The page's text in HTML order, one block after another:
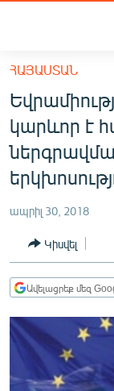
հիմնական
բովանդակությանը
Անցնել
հիմնական
մենյուին
Որոնում
ՀԱՅԱՍՏԱՆ
ՔԱՂԱՔԱԿԱՆ
ՏՆՏԵՍՈՒԹՅՈՒՆ
ՂԱՐԱԲԱՂ
ՊԱՏԵՐԱԶՄԻ 6
ՏԱՐԱԾԱՇՐՋԱՆ
ՄԻՋԱԶԳԱՅԻՆ
ՀԱՅԱՍՏԱՆ
կարևոր է
ապրիլ 30, 2018
Կիսվել
Ավելացրեք մեզ